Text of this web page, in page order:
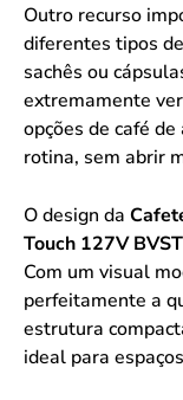
Outro recurso
diferentes tipos
sachês ou
extremamente
opções de café
rotina, sem abrir
O design da
Touch 127V
Com um visual
perfeitamente a
estrutura
ideal para